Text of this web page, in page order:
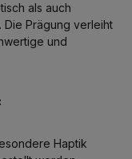
als auch
Die Prägung verleiht
und
Haptik